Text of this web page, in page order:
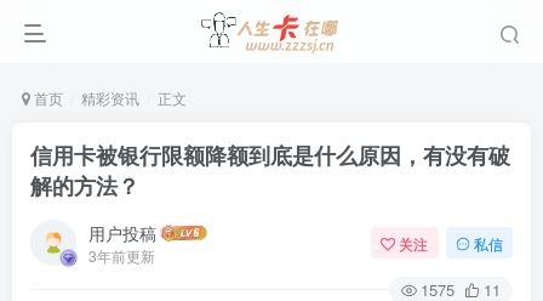
首页 精彩资讯 正文
信用卡被银行限额降额到底是什么原因，有没有破
解的方法？
用户投稿
3年前更新
关注 私信
1575 11